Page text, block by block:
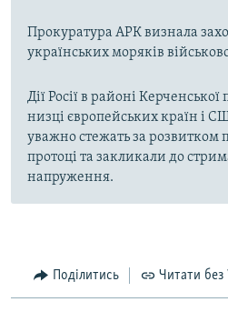
Прокуратура АРК визнала
українських моряків
Дії Росії в районі
низці європейських країн і
уважно стежать за розвитком
протоці та закликали до
напруження.
Поділитись Читати без